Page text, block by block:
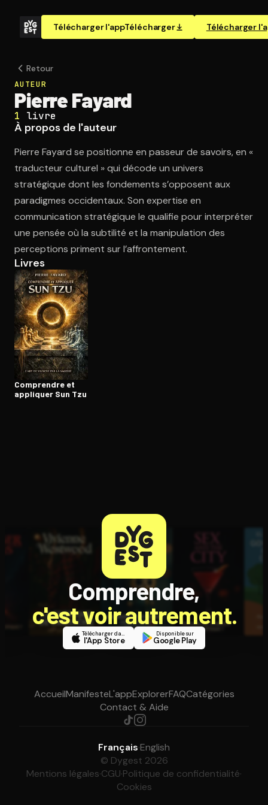
Télécharger l'appTélécharger Télécharger
Ouvre l'app Appareil photo, pointe sur le code. C'est gratuit à
Retour
AUTEUR
Pierre Fayard
1 livre
À propos de l'auteur
Pierre Fayard se positionne en passeur de savoirs, en «
traducteur culturel » qui décode un univers
stratégique dont les fondements s’opposent aux
paradigmes occidentaux. Son expertise en
communication stratégique le qualifie pour interpréter
une pensée où la subtilité et la manipulation des
perceptions priment sur l’affrontement.
Livres
Comprendre et
appliquer Sun Tzu
Comprendre,
c'est voir autrement.
Télécharger dans
l'App Store
Disponible sur
Google Play
AccueilManifesteL'appExplorerFAQCatégories
Contact & Aide
Français·English
© Dygest 2026
Mentions légales·CGU·Politique de confidentialité·
Cookies